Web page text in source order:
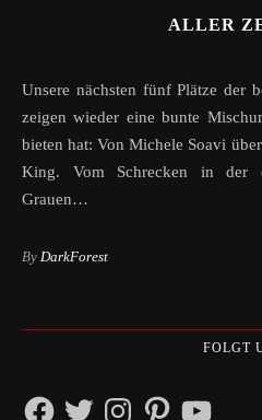
ALLER
Unsere nächsten fünf Plätze der besten Horrorfilme aller Zeiten
zeigen wieder eine bunte
bieten hat: Von Michele Soavi
King. Vom Schrecken in der
Grauen…
By DarkForest
FOLGT
FacebookTwitterInstagramPinterestYouTube